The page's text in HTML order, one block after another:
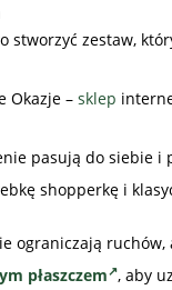
zestaw,
Okazje – sklep
pasują do siebie
shopperkę i
ograniczają
płaszczem , aby